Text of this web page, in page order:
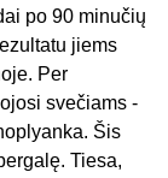
po 90 minučių
jiems
Per
svečiams -
Šis
Tiesa,